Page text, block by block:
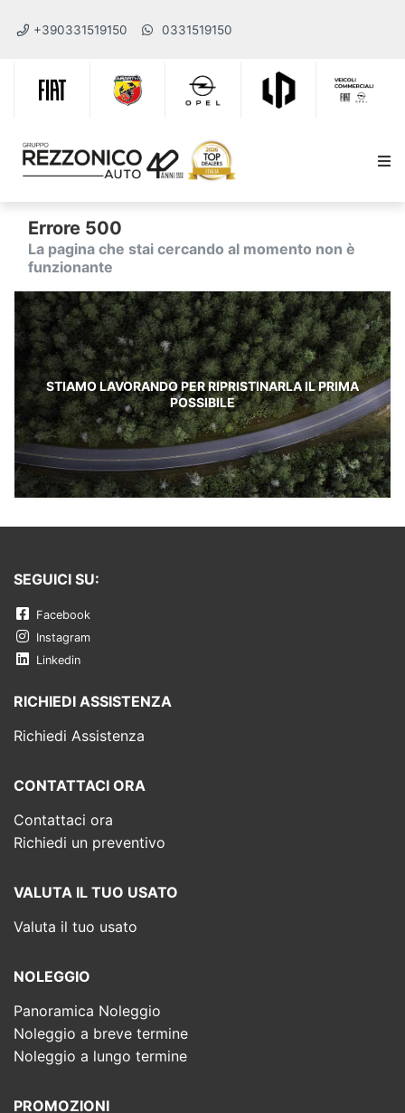
+390331519150 0331519150
Errore 500
La pagina che stai cercando al momento non è
funzionante
STIAMO LAVORANDO PER RIPRISTINARLA IL PRIMA
POSSIBILE
SEGUICI SU:
Facebook
Instagram
Linkedin
RICHIEDI ASSISTENZA
Richiedi Assistenza
CONTATTACI ORA
Contattaci ora
Richiedi un preventivo
VALUTA IL TUO USATO
Valuta il tuo usato
NOLEGGIO
Panoramica Noleggio
Noleggio a breve termine
Noleggio a lungo termine
PROMOZIONI